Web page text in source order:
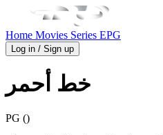
Home Movies Series EPG
Log in / Sign up
خط أحمر
PG ()